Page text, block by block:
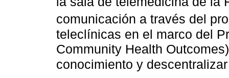
comunicación a través del
teleclínicas en el marco del
Community Health
conocimiento y